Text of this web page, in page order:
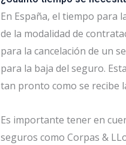
En España, el tiempo para
de la modalidad de
para la cancelación de un
para la baja del seguro.
tan pronto como se recibe
Es importante tener en
seguros como Corpas &